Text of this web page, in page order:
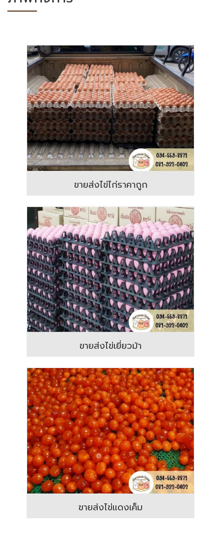
ขายส่งไข่ไก่ราคาถูก
ขายส่งไข่เยี่ยวม้า
ขายส่งไข่แดงเค็ม